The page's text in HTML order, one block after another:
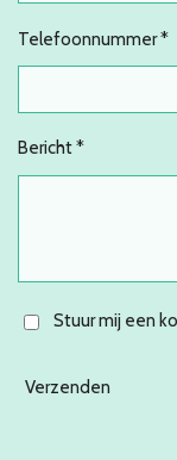
Telefoonnummer *
Bericht *
Stuur mij een
Verzenden